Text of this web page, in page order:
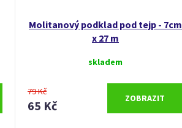
Molitanový podklad pod tejp - 7cm
x 27 m
skladem
79 Kč
65 Kč
ZOBRAZIT